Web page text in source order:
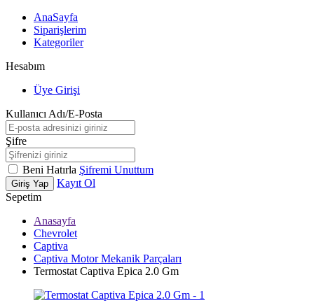
AnaSayfa
Siparişlerim
Kategoriler
Hesabım
Üye Girişi
Kullanıcı Adı/E-Posta
Şifre
Beni Hatırla Şifremi Unuttum
Giriş Yap
Kayıt Ol
Sepetim
Anasayfa
Chevrolet
Captiva
Captiva Motor Mekanik Parçaları
Termostat Captiva Epica 2.0 Gm